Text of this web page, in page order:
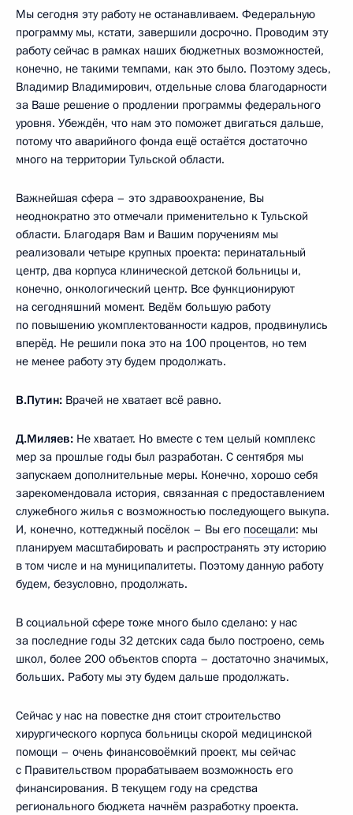
Мы сегодня эту работу не останавливаем. Федеральную
программу мы, кстати, завершили досрочно. Проводим эту
работу сейчас в рамках наших бюджетных возможностей,
конечно, не такими темпами, как это было. Поэтому здесь,
Владимир Владимирович, отдельные слова благодарности
за Ваше решение о продлении программы федерального
уровня. Убеждён, что нам это поможет двигаться дальше,
потому что аварийного фонда ещё остаётся достаточно
много на территории Тульской области.
Важнейшая сфера – это здравоохранение, Вы
неоднократно это отмечали применительно к Тульской
области. Благодаря Вам и Вашим поручениям мы
реализовали четыре крупных проекта: перинатальный
центр, два корпуса клинической детской больницы и,
конечно, онкологический центр. Все функционируют
на сегодняшний момент. Ведём большую работу
по повышению укомплектованности кадров, продвинулись
вперёд. Не решили пока это на 100 процентов, но тем
не менее работу эту будем продолжать.
В.Путин: Врачей не хватает всё равно.
Д.Миляев: Не хватает. Но вместе с тем целый комплекс
мер за прошлые годы был разработан. С сентября мы
запускаем дополнительные меры. Конечно, хорошо себя
зарекомендовала история, связанная с предоставлением
служебного жилья с возможностью последующего выкупа.
И, конечно, коттеджный посёлок – Вы его посещали: мы
планируем масштабировать и распространять эту историю
в том числе и на муниципалитеты. Поэтому данную работу
будем, безусловно, продолжать.
В социальной сфере тоже много было сделано: у нас
за последние годы 32 детских сада было построено, семь
школ, более 200 объектов спорта – достаточно значимых,
больших. Работу мы эту будем дальше продолжать.
Сейчас у нас на повестке дня стоит строительство
хирургического корпуса больницы скорой медицинской
помощи – очень финансовоёмкий проект, мы сейчас
с Правительством прорабатываем возможность его
финансирования. В текущем году на средства
регионального бюджета начнём разработку проекта.